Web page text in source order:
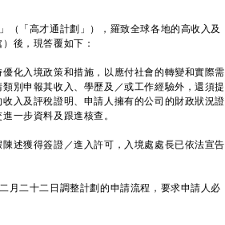
「高才通計劃」），羅致全球各地的高收入及
後，現答覆如下：
化入境政策和措施，以應付社會的轉變和實際需
別申報其收入、學歷及／或工作經驗外，還須提
入及評稅證明、申請人擁有的公司的財政狀況證
一步資料及跟進核查。
獲得簽證／進入許可，入境處處長已依法宣告
二十二日調整計劃的申請流程，要求申請人必